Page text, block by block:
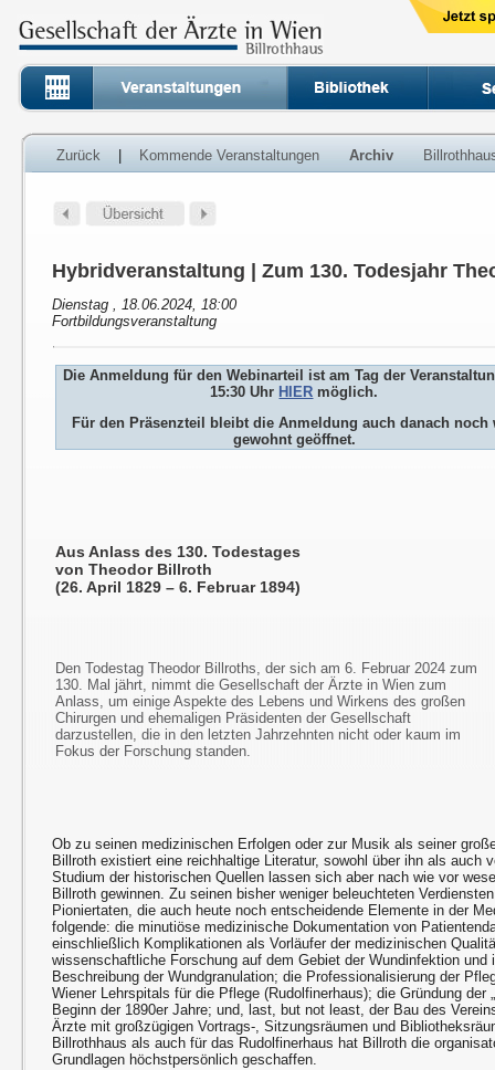
Zurück Kommende Veranstaltungen Archiv
Hybridveranstaltung | Zum 130. Todesjahr
Dienstag , 18.06.2024, 18:00
Fortbildungsveranstaltung
Die Anmeldung für den Webinarteil ist am Tag der
15:30 Uhr HIER möglich.
Für den Präsenzteil bleibt die Anmeldung auch danach noch
gewohnt geöffnet.
Aus Anlass des 130. Todestages
von Theodor Billroth
(26. April 1829 – 6. Februar 1894)
Den Todestag Theodor Billroths, der sich am 6. Februar 2024 zum
130. Mal jährt, nimmt die Gesellschaft der Ärzte in Wien zum
Anlass, um einige Aspekte des Lebens und Wirkens des großen
Chirurgen und ehemaligen Präsidenten der Gesellschaft
darzustellen, die in den letzten Jahrzehnten nicht oder kaum im
Fokus der Forschung standen.
Ob zu seinen medizinischen Erfolgen oder zur Musik als seiner
Billroth existiert eine reichhaltige Literatur, sowohl über ihn als auch
Studium der historischen Quellen lassen sich aber nach wie vor
Billroth gewinnen. Zu seinen bisher weniger beleuchteten
Pioniertaten, die auch heute noch entscheidende Elemente in der
folgende: die minutiöse medizinische Dokumentation von
einschließlich Komplikationen als Vorläufer der medizinischen
wissenschaftliche Forschung auf dem Gebiet der Wundinfektion und
Beschreibung der Wundgranulation; die Professionalisierung der
Wiener Lehrspitals für die Pflege (Rudolfinerhaus); die Gründung der
Beginn der 1890er Jahre; und, last, but not least, der Bau des
Ärzte mit großzügigen Vortrags-, Sitzungsräumen und
Billrothhaus als auch für das Rudolfinerhaus hat Billroth die
Grundlagen höchstpersönlich geschaffen.